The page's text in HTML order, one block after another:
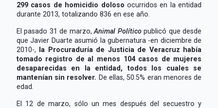
299 casos de homicidio doloso ocurridos en la entidad
durante 2013, totalizando 836 en ese año.
El pasado 31 de marzo,Animal Políticopublicó que desde
que Javier Duarte asumió la gubernatura -en diciembre de
2010-, la Procuraduría de Justicia de Veracruz había
tomado registro de al menos 104 casos de mujeres
desaparecidas en la entidad, todos los cuales se
mantenían sin resolver. De ellas, 50.5% eran menores de
edad.
El 12 de marzo, sólo un mes después del secuestro y